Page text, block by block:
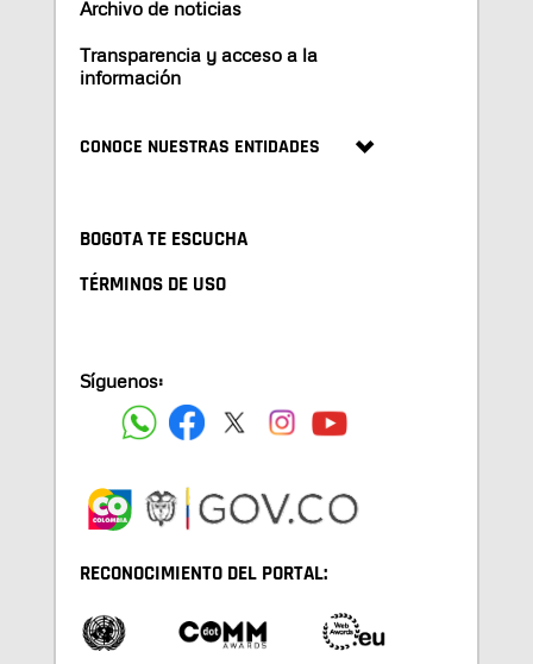
Archivo de noticias
Transparencia y acceso a la
información
CONOCE NUESTRAS ENTIDADES
BOGOTA TE ESCUCHA
TÉRMINOS DE USO
Síguenos:
RECONOCIMIENTO DEL PORTAL: